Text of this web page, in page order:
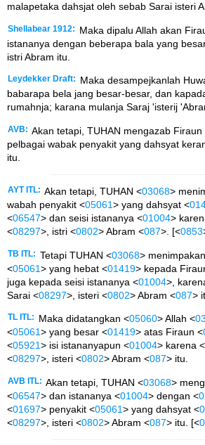
malapetaka dahsjat oleh sebab Sarai isteri
Shellabear 1912:
Maka dipalu Allah akan
istananya dengan beberapa bala yang
istri Abram itu.
Leydekker Draft:
Maka desampejkanlah
babarapa bela jang besar-besar, dan
rumahnja; karana mulanja Saraj 'isterij
AVB: Akan tetapi, TUHAN mengazab
pelbagai wabak penyakit yang dahsyat
itu.
AYT ITL: Akan tetapi, TUHAN <03068>
wabah penyakit <05061> yang dahsyat <
<06547> dan seisi istananya <01004>
<08297>, istri <0802> Abram <087>. [<0853
TB ITL: Tetapi TUHAN <03068>
<05061> yang hebat <01419> kepada
juga kepada seisi istananya <01004>,
Sarai <08297>, isteri <0802> Abram <087>
TL ITL: Maka didatangkan <05060> Allah <
<05061> yang besar <01419> atas Firaun <
<05921> isi istananyapun <01004> karena <
<08297>, isteri <0802> Abram <087> itu.
AVB ITL: Akan tetapi, TUHAN <03068>
<06547> dan istananya <01004> dengan <
<01697> penyakit <05061> yang dahsyat <
<08297>, isteri <0802> Abram <087> itu. [<